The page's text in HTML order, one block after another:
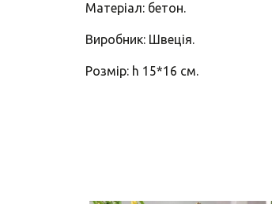
Матеріал: бетон.
Виробник: Швеція.
Розмір: h 15*16 см.